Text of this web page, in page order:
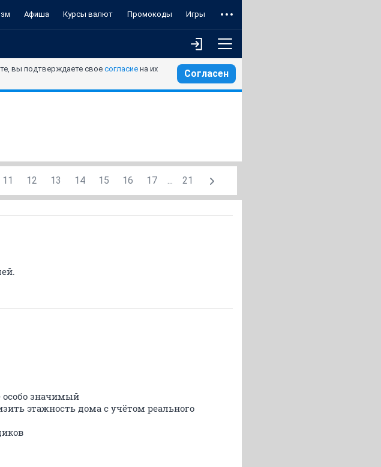
Афиша Курсы валют Промокоды Игры
вы подтверждаете свое согласие на их
Согласен
11 12 13 14 15 16 17 ... 21
особо значимый
этажность дома с учётом реального